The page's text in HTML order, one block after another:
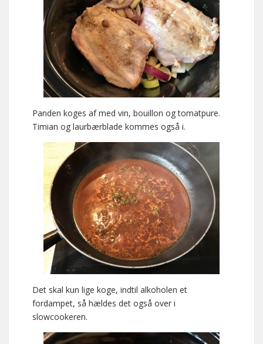
Panden koges af med vin, bouillon og tomatpure.
Timian og laurbærblade kommes også i.
Det skal kun lige koge, indtil alkoholen et
fordampet, så hældes det også over i
slowcookeren.